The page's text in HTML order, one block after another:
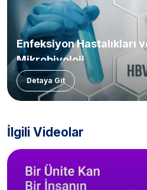
Enfeksiyon Hastalıkları
Mikrobiyoloji
Detaya Git
İlgili Videolar